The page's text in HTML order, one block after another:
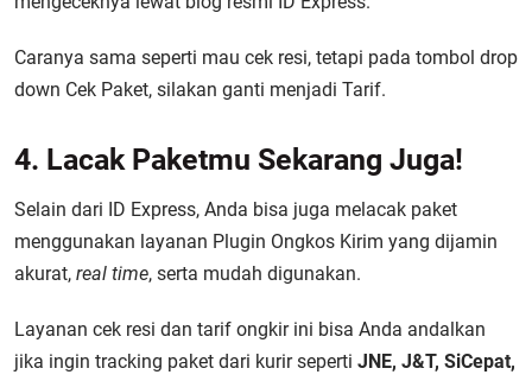
Caranya sama seperti mau cek resi, tetapi pada tombol drop
down Cek Paket, silakan ganti menjadi Tarif.
4. Lacak Paketmu Sekarang Juga!
Selain dari ID Express, Anda bisa juga melacak paket
menggunakan layanan Plugin Ongkos Kirim yang dijamin
akurat, real time, serta mudah digunakan.
Layanan cek resi dan tarif ongkir ini bisa Anda andalkan
jika ingin tracking paket dari kurir seperti JNE, J&T, SiCepat,